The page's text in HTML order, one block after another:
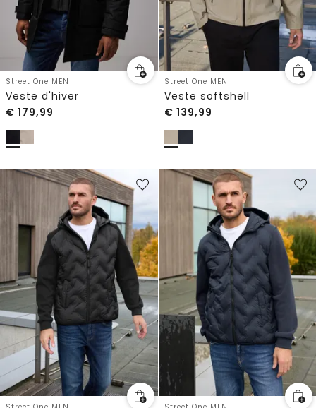
Street One MEN
Veste d'hiver
€ 179,99
Street One MEN
Veste softshell
€ 139,99